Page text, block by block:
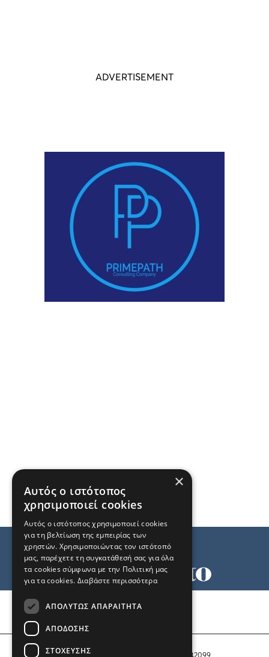
Αριθμός Πιστοποίησης Μ.Η.Τ. 242099
×
Αυτός ο ιστότοπος
χρησιμοποιεί cookies
Αυτός ο ιστότοπος χρησιμοποιεί cookies
για τη βελτίωση της εμπειρίας των
χρηστών. Χρησιμοποιώντας τον ιστότοπό
μας, παρέχετε τη συγκατάθεσή σας για όλα
τα cookies σύμφωνα με την Πολιτική μας
για τα cookies. Διαβάστε περισσότερα
ΑΠΟΛΎΤΩΣ ΑΠΑΡΑΊΤΗΤΑ
ΑΠΌΔΟΣΗΣ
ΣΤΌΧΕΥΣΗΣ